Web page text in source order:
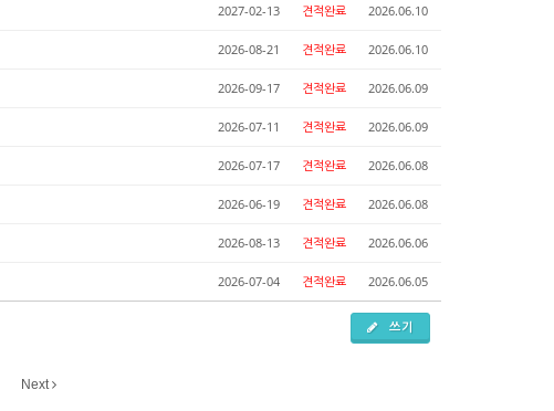
2027-02-13 견적완료 2026.06.10
2026-08-21 견적완료 2026.06.10
2026-09-17 견적완료 2026.06.09
2026-07-11 견적완료 2026.06.09
2026-07-17 견적완료 2026.06.08
2026-06-19 견적완료 2026.06.08
2026-08-13 견적완료 2026.06.06
2026-07-04 견적완료 2026.06.05
쓰기
Next